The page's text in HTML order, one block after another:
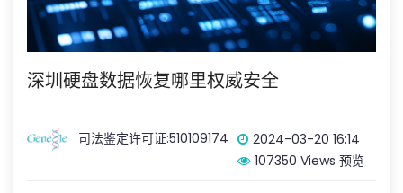
深圳硬盘数据恢复哪里权威安全
司法鉴定许可证:510109174
2024-03-20 16:14
107350 Views 预览